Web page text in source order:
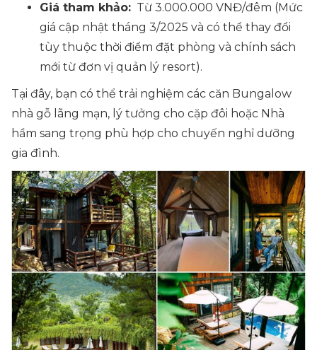
Giá tham khảo: Từ 3.000.000 VNĐ/đêm (Mức
giá cập nhật tháng 3/2025 và có thể thay đổi
tùy thuộc thời điểm đặt phòng và chính sách
mới từ đơn vị quản lý resort).
Tại đây, bạn có thể trải nghiệm các căn Bungalow
nhà gỗ lãng mạn, lý tưởng cho cặp đôi hoặc Nhà
hầm sang trọng phù hợp cho chuyến nghỉ dưỡng
gia đình.